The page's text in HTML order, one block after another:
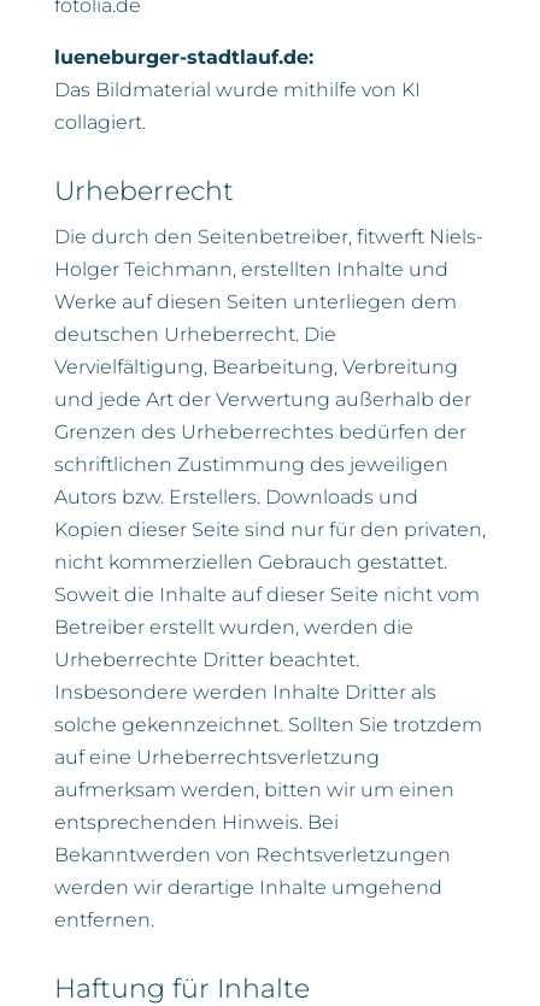
fotolia.de
lueneburger-stadtlauf.de:
Das Bildmaterial wurde mithilfe von KI
collagiert.
Urheberrecht
Die durch den Seitenbetreiber, fitwerft Niels-
Holger Teichmann, erstellten Inhalte und
Werke auf diesen Seiten unterliegen dem
deutschen Urheberrecht. Die
Vervielfältigung, Bearbeitung, Verbreitung
und jede Art der Verwertung außerhalb der
Grenzen des Urheberrechtes bedürfen der
schriftlichen Zustimmung des jeweiligen
Autors bzw. Erstellers. Downloads und
Kopien dieser Seite sind nur für den privaten,
nicht kommerziellen Gebrauch gestattet.
Soweit die Inhalte auf dieser Seite nicht vom
Betreiber erstellt wurden, werden die
Urheberrechte Dritter beachtet.
Insbesondere werden Inhalte Dritter als
solche gekennzeichnet. Sollten Sie trotzdem
auf eine Urheberrechtsverletzung
aufmerksam werden, bitten wir um einen
entsprechenden Hinweis. Bei
Bekanntwerden von Rechtsverletzungen
werden wir derartige Inhalte umgehend
entfernen.
Haftung für Inhalte